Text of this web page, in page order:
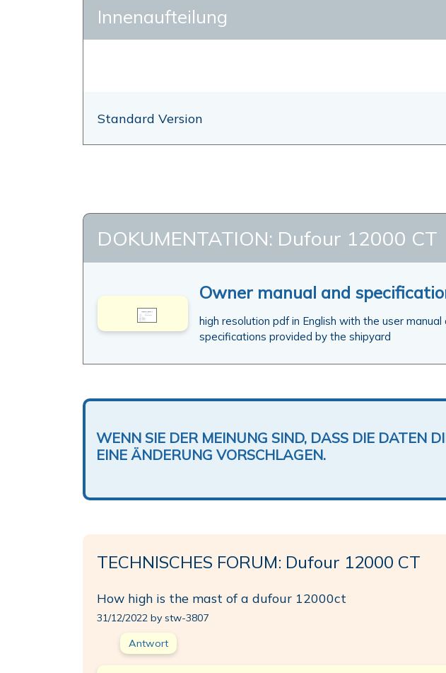
Innenaufteilung
Standard Version
DOKUMENTATION: Dufour 12000 CT
Owner manual and
high resolution pdf in English with the user manual
specifications provided by the shipyard
WENN SIE DER MEINUNG SIND, DASS DIE DATEN
EINE ÄNDERUNG VORSCHLAGEN.
TECHNISCHES FORUM: Dufour 12000 CT
How high is the mast of a dufour 12000ct
31/12/2022 by stw-3807
Antwort